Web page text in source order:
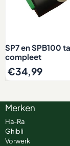
SP7 en SPB100
compleet
€34,99
Merken
Ha-Ra
Ghibli
Vorwerk